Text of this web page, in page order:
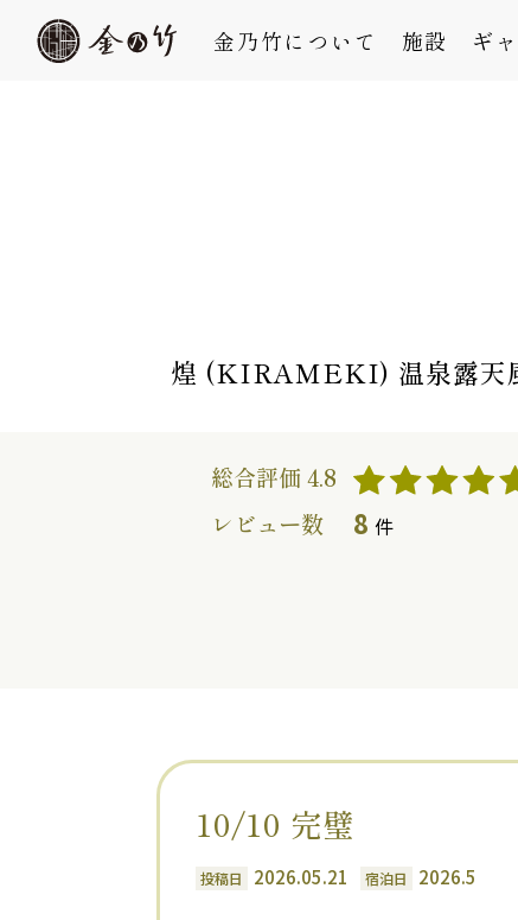
金乃竹について 施設 ギ
煌 (KIRAMEKI) 温泉露天
総合評価 4.8
レビュー数
8 件
10/10 完璧
投稿日 2026.05.21 宿泊日 2026.5